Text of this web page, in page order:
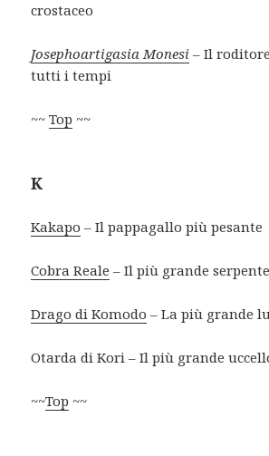
crostaceo
Josephoartigasia Monesi – Il
tutti i tempi
~~Top ~~
K
Kakapo – Il pappagallo più pesante
Cobra Reale – Il più grande
Drago di Komodo – La più grande
Otarda di Kori – Il più grande
~~Top ~~